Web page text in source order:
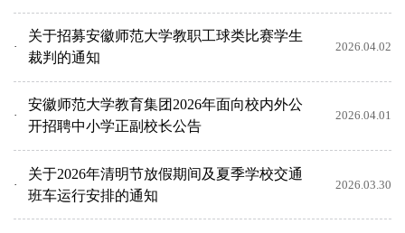
关于招募安徽师范大学教职工球类比赛学生
裁判的通知
2026.04.02
安徽师范大学教育集团2026年面向校内外公
开招聘中小学正副校长公告
2026.04.01
关于2026年清明节放假期间及夏季学校交通
班车运行安排的通知
2026.03.30